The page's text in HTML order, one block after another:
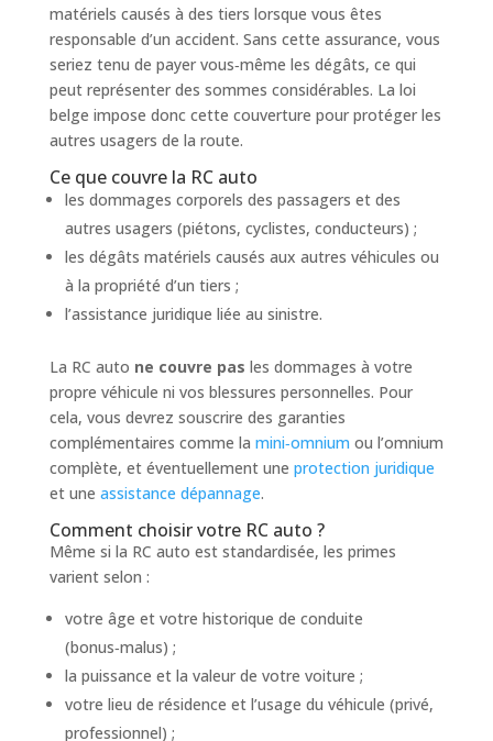
matériels causés à des tiers lorsque vous êtes
responsable d’un accident. Sans cette assurance, vous
seriez tenu de payer vous‑même les dégâts, ce qui
peut représenter des sommes considérables. La loi
belge impose donc cette couverture pour protéger les
autres usagers de la route.
Ce que couvre la RC auto
les dommages corporels des passagers et des
autres usagers (piétons, cyclistes, conducteurs) ;
les dégâts matériels causés aux autres véhicules ou
à la propriété d’un tiers ;
l’assistance juridique liée au sinistre.
La RC auto ne couvre pas les dommages à votre
propre véhicule ni vos blessures personnelles. Pour
cela, vous devrez souscrire des garanties
complémentaires comme la mini‑omnium ou l’omnium
complète, et éventuellement une protection juridique
et une assistance dépannage.
Comment choisir votre RC auto ?
Même si la RC auto est standardisée, les primes
varient selon :
votre âge et votre historique de conduite
(bonus‑malus) ;
la puissance et la valeur de votre voiture ;
votre lieu de résidence et l’usage du véhicule (privé,
professionnel) ;